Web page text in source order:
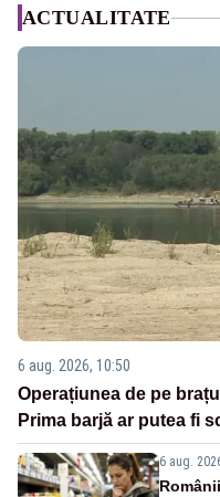
ACTUALITATE
6 aug. 2026, 10:50
Operațiunea de pe
Prima barjă ar putea fi
6 aug.